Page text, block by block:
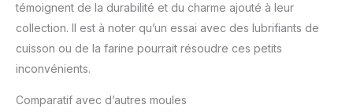
témoignent de la durabilité et du charme ajouté à leur
collection. Il est à noter qu’un essai avec des lubrifiants de
cuisson ou de la farine pourrait résoudre ces petits
inconvénients.
Comparatif avec d’autres moules